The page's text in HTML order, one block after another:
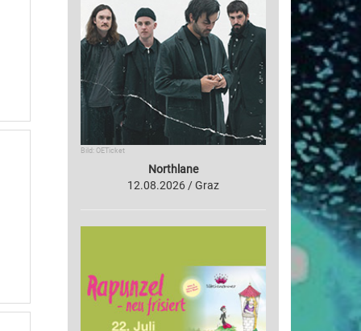
Bild: OETicket
Northlane
12.08.2026 / Graz